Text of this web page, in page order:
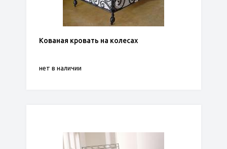
Кованая кровать на колесах
нет в наличии